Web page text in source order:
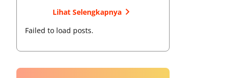
Lihat Selengkapnya
Failed to load posts.